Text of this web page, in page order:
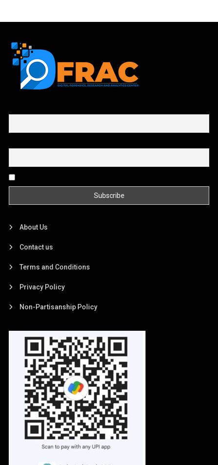
About Us
Contact us
Terms and Conditions
Privacy Policy
Non-Partisanship Policy